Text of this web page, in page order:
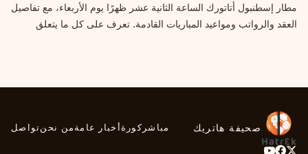
مطار إسطنبول أتاتورك الساعة الثانية عشر ظهرًا يوم الأربعاء، مع تفاصيل
العقد والرواتب ومواعيد المباريات القادمة. تعرف على كل ما يتعلق
صحيفة هاتريك مباشر كورةأخبار عامةمن نحنتواصل